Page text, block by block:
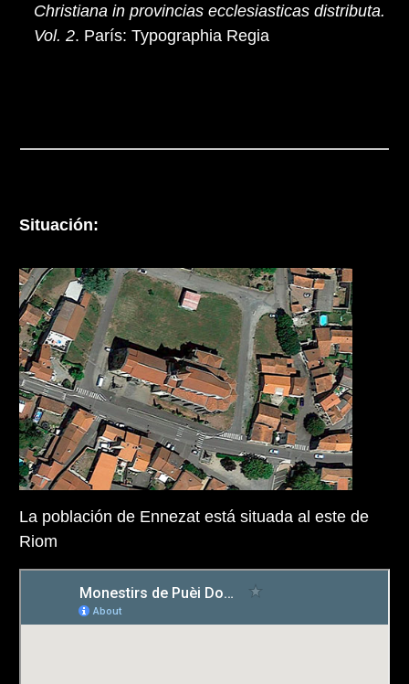
Christiana in provincias ecclesiasticas distributa.
Vol. 2. París: Typographia Regia
Situación:
La población de Ennezat está situada al este de
Riom